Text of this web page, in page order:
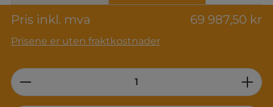
Pris inkl. mva 69 987,50 kr
Prisene er uten fraktkostnader
Product Quantity: Enter the desired